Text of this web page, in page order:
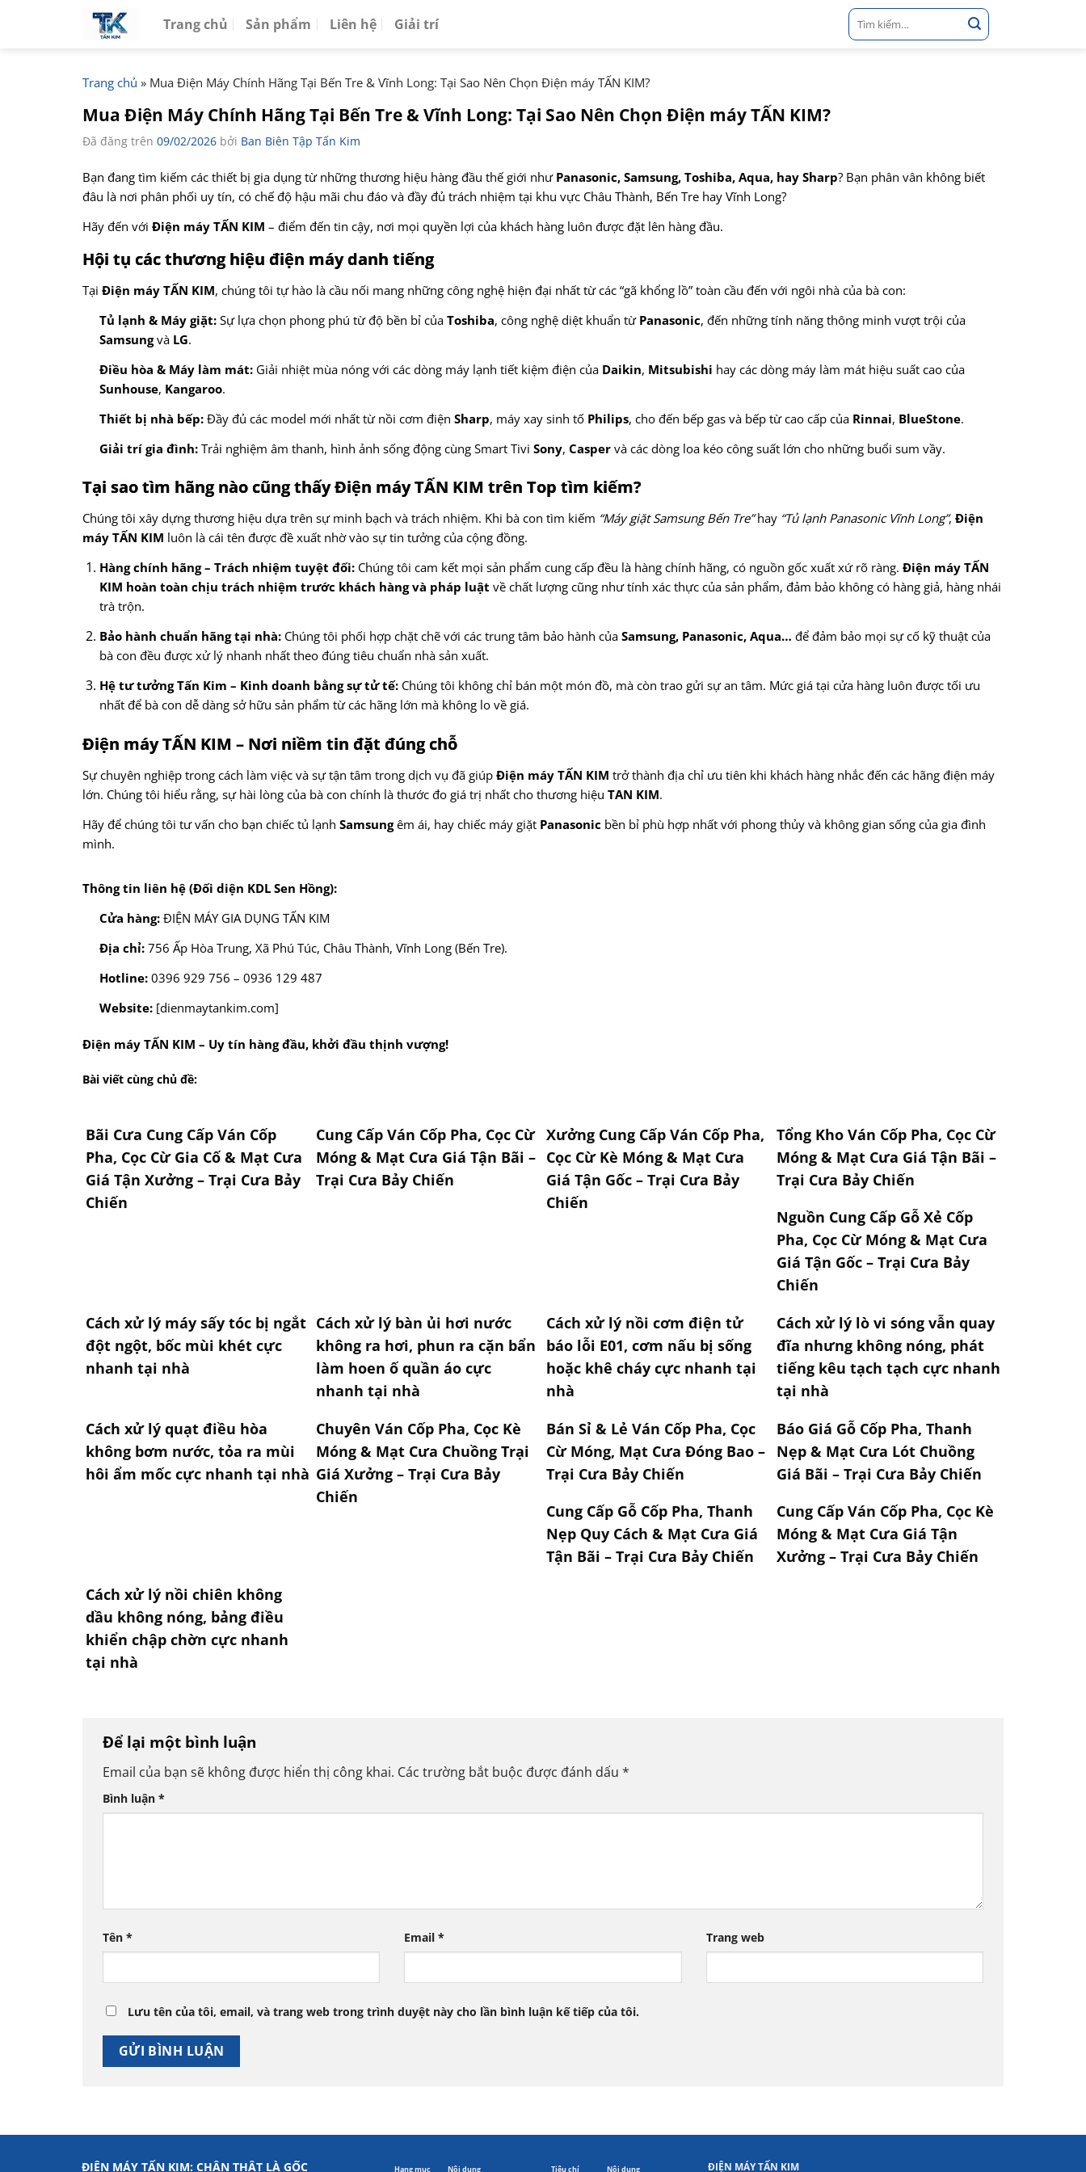
Trang chủ Sản phẩm Liên hệ Giải trí
Tìm
kiếm:
Trang chủ » Mua Điện Máy Chính Hãng Tại Bến Tre & Vĩnh Long: Tại Sao Nên Chọn Điện máy TẤN KIM?
Mua Điện Máy Chính Hãng Tại Bến Tre & Vĩnh Long: Tại Sao Nên Chọn Điện máy TẤN KIM?
Đã đăng trên 09/02/2026 bởi Ban Biên Tập Tấn Kim
Bạn đang tìm kiếm các thiết bị gia dụng từ những thương hiệu hàng đầu thế giới như Panasonic, Samsung, Toshiba, Aqua, hay Sharp? Bạn phân vân không biết
đâu là nơi phân phối uy tín, có chế độ hậu mãi chu đáo và đầy đủ trách nhiệm tại khu vực Châu Thành, Bến Tre hay Vĩnh Long?
Hãy đến với Điện máy TẤN KIM – điểm đến tin cậy, nơi mọi quyền lợi của khách hàng luôn được đặt lên hàng đầu.
Hội tụ các thương hiệu điện máy danh tiếng
Tại Điện máy TẤN KIM, chúng tôi tự hào là cầu nối mang những công nghệ hiện đại nhất từ các “gã khổng lồ” toàn cầu đến với ngôi nhà của bà con:
Tủ lạnh & Máy giặt:Sự lựa chọn phong phú từ độ bền bỉ của Toshiba, công nghệ diệt khuẩn từ Panasonic, đến những tính năng thông minh vượt trội của
Samsungvà LG.
Điều hòa & Máy làm mát:Giải nhiệt mùa nóng với các dòng máy lạnh tiết kiệm điện của Daikin, Mitsubishi hay các dòng máy làm mát hiệu suất cao của
Sunhouse, Kangaroo.
Thiết bị nhà bếp:Đầy đủ các model mới nhất từ nồi cơm điện Sharp, máy xay sinh tố Philips, cho đến bếp gas và bếp từ cao cấp của Rinnai, BlueStone.
Giải trí gia đình:Trải nghiệm âm thanh, hình ảnh sống động cùng Smart Tivi Sony, Caspervà các dòng loa kéo công suất lớn cho những buổi sum vầy.
Tại sao tìm hãng nào cũng thấy Điện máy TẤN KIM trên Top tìm kiếm?
Chúng tôi xây dựng thương hiệu dựa trên sự minh bạch và trách nhiệm. Khi bà con tìm kiếm “Máy giặt Samsung Bến Tre”hay “Tủ lạnh Panasonic Vĩnh Long”, Điện
máy TẤN KIM luôn là cái tên được đề xuất nhờ vào sự tin tưởng của cộng đồng.
Hàng chính hãng – Trách nhiệm tuyệt đối:Chúng tôi cam kết mọi sản phẩm cung cấp đều là hàng chính hãng, có nguồn gốc xuất xứ rõ ràng. Điện máy TẤN
KIM hoàn toàn chịu trách nhiệm trước khách hàng và pháp luật về chất lượng cũng như tính xác thực của sản phẩm, đảm bảo không có hàng giả, hàng nhái
trà trộn.
Bảo hành chuẩn hãng tại nhà:Chúng tôi phối hợp chặt chẽ với các trung tâm bảo hành của Samsung, Panasonic, Aqua… để đảm bảo mọi sự cố kỹ thuật của
bà con đều được xử lý nhanh nhất theo đúng tiêu chuẩn nhà sản xuất.
Hệ tư tưởng Tấn Kim – Kinh doanh bằng sự tử tế:Chúng tôi không chỉ bán một món đồ, mà còn trao gửi sự an tâm. Mức giá tại cửa hàng luôn được tối ưu
nhất để bà con dễ dàng sở hữu sản phẩm từ các hãng lớn mà không lo về giá.
Điện máy TẤN KIM – Nơi niềm tin đặt đúng chỗ
Sự chuyên nghiệp trong cách làm việc và sự tận tâm trong dịch vụ đã giúp Điện máy TẤN KIM trở thành địa chỉ ưu tiên khi khách hàng nhắc đến các hãng điện máy
lớn. Chúng tôi hiểu rằng, sự hài lòng của bà con chính là thước đo giá trị nhất cho thương hiệu TAN KIM.
Hãy để chúng tôi tư vấn cho bạn chiếc tủ lạnh Samsungêm ái, hay chiếc máy giặt Panasonic bền bỉ phù hợp nhất với phong thủy và không gian sống của gia đình
mình.
Thông tin liên hệ (Đối diện KDL Sen Hồng):
Cửa hàng:ĐIỆN MÁY GIA DỤNG TẤN KIM
Địa chỉ:756 Ấp Hòa Trung, Xã Phú Túc, Châu Thành, Vĩnh Long (Bến Tre).
Hotline:0396 929 756 – 0936 129 487
Website:[dienmaytankim.com]
Điện máy TẤN KIM – Uy tín hàng đầu, khởi đầu thịnh vượng!
Bài viết cùng chủ đề:
Bãi Cưa Cung Cấp Ván Cốp
Pha, Cọc Cừ Gia Cố & Mạt Cưa
Giá Tận Xưởng – Trại Cưa Bảy
Chiến
Cung Cấp Ván Cốp Pha, Cọc Cừ
Móng & Mạt Cưa Giá Tận Bãi –
Trại Cưa Bảy Chiến
Xưởng Cung Cấp Ván Cốp Pha,
Cọc Cừ Kè Móng & Mạt Cưa
Giá Tận Gốc – Trại Cưa Bảy
Chiến
Tổng Kho Ván Cốp Pha, Cọc Cừ
Móng & Mạt Cưa Giá Tận Bãi –
Trại Cưa Bảy Chiến
Nguồn Cung Cấp Gỗ Xẻ Cốp
Pha, Cọc Cừ Móng & Mạt Cưa
Giá Tận Gốc – Trại Cưa Bảy
Chiến
Cách xử lý máy sấy tóc bị ngắt
đột ngột, bốc mùi khét cực
nhanh tại nhà
Cách xử lý bàn ủi hơi nước
không ra hơi, phun ra cặn bẩn
làm hoen ố quần áo cực
nhanh tại nhà
Cách xử lý nồi cơm điện tử
báo lỗi E01, cơm nấu bị sống
hoặc khê cháy cực nhanh tại
nhà
Cách xử lý lò vi sóng vẫn quay
đĩa nhưng không nóng, phát
tiếng kêu tạch tạch cực nhanh
tại nhà
Cách xử lý quạt điều hòa
không bơm nước, tỏa ra mùi
hôi ẩm mốc cực nhanh tại nhà
Chuyên Ván Cốp Pha, Cọc Kè
Móng & Mạt Cưa Chuồng Trại
Giá Xưởng – Trại Cưa Bảy
Chiến
Bán Sỉ & Lẻ Ván Cốp Pha, Cọc
Cừ Móng, Mạt Cưa Đóng Bao –
Trại Cưa Bảy Chiến
Báo Giá Gỗ Cốp Pha, Thanh
Nẹp & Mạt Cưa Lót Chuồng
Giá Bãi – Trại Cưa Bảy Chiến
Cung Cấp Gỗ Cốp Pha, Thanh
Nẹp Quy Cách & Mạt Cưa Giá
Tận Bãi – Trại Cưa Bảy Chiến
Cung Cấp Ván Cốp Pha, Cọc Kè
Móng & Mạt Cưa Giá Tận
Xưởng – Trại Cưa Bảy Chiến
Cách xử lý nồi chiên không
dầu không nóng, bảng điều
khiển chập chờn cực nhanh
tại nhà
Để lại một bình luận
Email của bạn sẽ không được hiển thị công khai. Các trường bắt buộc được đánh dấu *
Bình luận *
Tên * Email* Trang web
Lưu tên của tôi, email, và trang web trong trình duyệt này cho lần bình luận kế tiếp của tôi.
ĐIỆN MÁY TẤN KIM: CHÂN THẬT LÀ GỐC Hạng mục Nội dung Tiêu chí Nội dung ĐIỆN MÁY TẤN KIM